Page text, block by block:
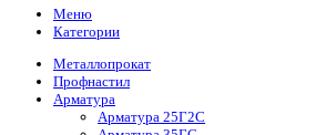
Меню
Категории
Металлопрокат
Профнастил
Арматура
Арматура 25Г2С